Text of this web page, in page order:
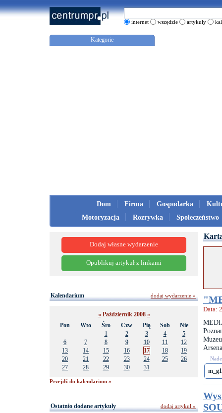
internet wszędzie artykuły
Kategorie
Dom Firma Gospodarka
Motoryzacja
Rozrywka Społeczeństwo
Data:
Dodaj własne wydarzenie
Opublikuj artykuł z linkami
Kalendarium
«Październik 2008 »
Pon
Wto Śro Czw Pią Sob
Nie
1
2 3 4
5
6
7 8 9 10 11
12
13
14 15 16 17 18
19
20
21 22 23 24 25
26
27
28 29 30 31
Przejdź do kalendarium »
dodaj wydarzenie »
Ostatnio dodane artykuły
dodaj artykuł »